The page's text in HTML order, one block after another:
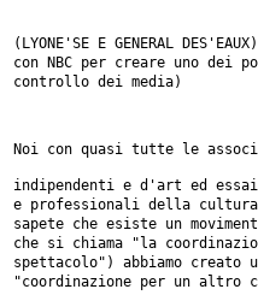
(LYONE'SE E GENERAL
con NBC per creare uno dei
controllo dei media)
Noi con quasi tutte le
indipendenti e d'art ed
e professionali della
sapete che esiste un
che si chiama "la
spettacolo") abbiamo creato
"coordinazione per un altro